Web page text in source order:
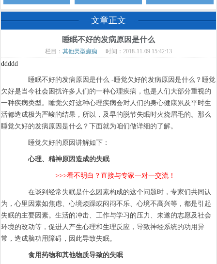
文章正文
睡眠不好的发病原因是什么
栏目： 其他类型癫痫 时间：2018-11-09 15:42:13
ddddd
睡眠不好的发病原因是什么 -睡觉欠好的发病原因是什么？睡觉
欠好是当今社会困扰许多人们的一种心理疾病，也是人们大部分重视的
一种疾病类型。睡觉欠好这种心理疾病会对人们的身心健康累及平时生
活都造成极为严峻的结果，所以，及早的脱节失眠时火烧眉毛的。那么
睡觉欠好的发病原因是什么？下面就为咱们做详细的了解。
睡觉欠好的原因讲解如下：
心理、精神原因造成的失眠
>>>看不明白？直接与专家一对一交流！
在谈到经常失眠是什么因素构成的这个问题时，专家们共同认
为，心里因素如焦虑、心境烦躁或闷闷不乐、心境不高兴等，都是引起
失眠的主要因素。生活的冲击、工作与学习的压力、未遂的志愿及社会
环境的改动等，促进人产生心理和生理反应，导致神经系统的功用异
常，造成脑功用障碍，因此导致失眠。
食用药物和其他物质导致的失眠